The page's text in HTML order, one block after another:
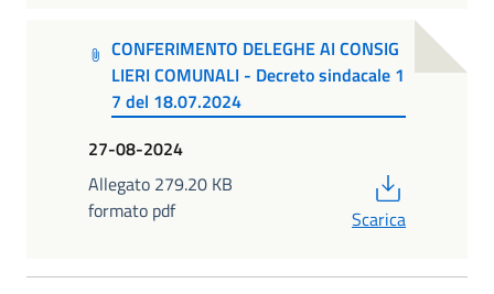
CONFERIMENTO DELEGHE AI CONSIG
LIERI COMUNALI - Decreto sindacale 1
7 del 18.07.2024
27-08-2024
Allegato 279.20 KB
formato pdf
Scarica